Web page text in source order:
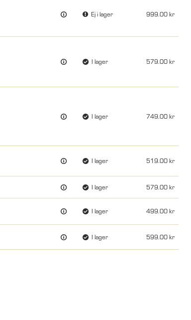
Ej i lager 999.00
I lager 579.00
I lager 749.00
I lager 519.00
I lager 579.00
I lager 499.00
I lager 599.00